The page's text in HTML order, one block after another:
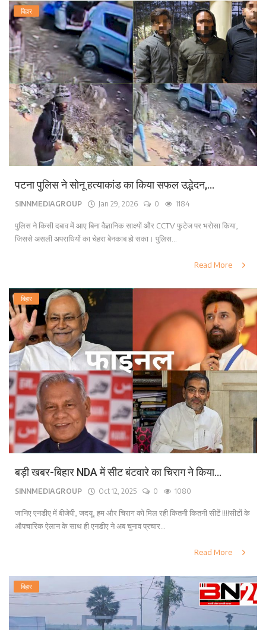
बिहार
पटना पुलिस ने सोनू हत्याकांड का किया सफल उद्भेदन,...
SINNMEDIAGROUP Jan 29, 2026 0 1184
पुलिस ने किसी दबाव में आए बिना वैज्ञानिक साक्ष्यों और CCTV फुटेज पर भरोसा किया,
जिससे असली अपराधियों का चेहरा बेनकाब हो सका। पुलिस...
Read More
बिहार
बड़ी खबर-बिहार NDA में सीट बंटवारे का चिराग ने किया...
SINNMEDIAGROUP Oct 12, 2025 0 1080
जानिए एनडीए में बीजेपी, जदयू, हम और चिराग को मिल रही कितनी कितनी सीटें !!!!सीटों के
औपचारिक ऐलान के साथ ही एनडीए ने अब चुनाव प्रचार...
Read More
बिहार